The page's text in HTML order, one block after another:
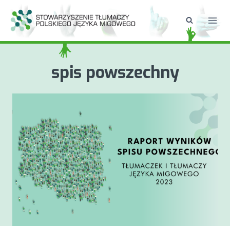
Przejdź
treści
spis powszechny